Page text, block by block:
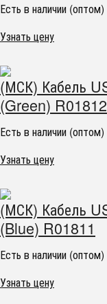
Есть в наличии (оптом)
Узнать цену
(МСК) Кабель
(Green) R01812
Есть в наличии (оптом)
Узнать цену
(МСК) Кабель
(Blue) R01811
Есть в наличии (оптом)
Узнать цену